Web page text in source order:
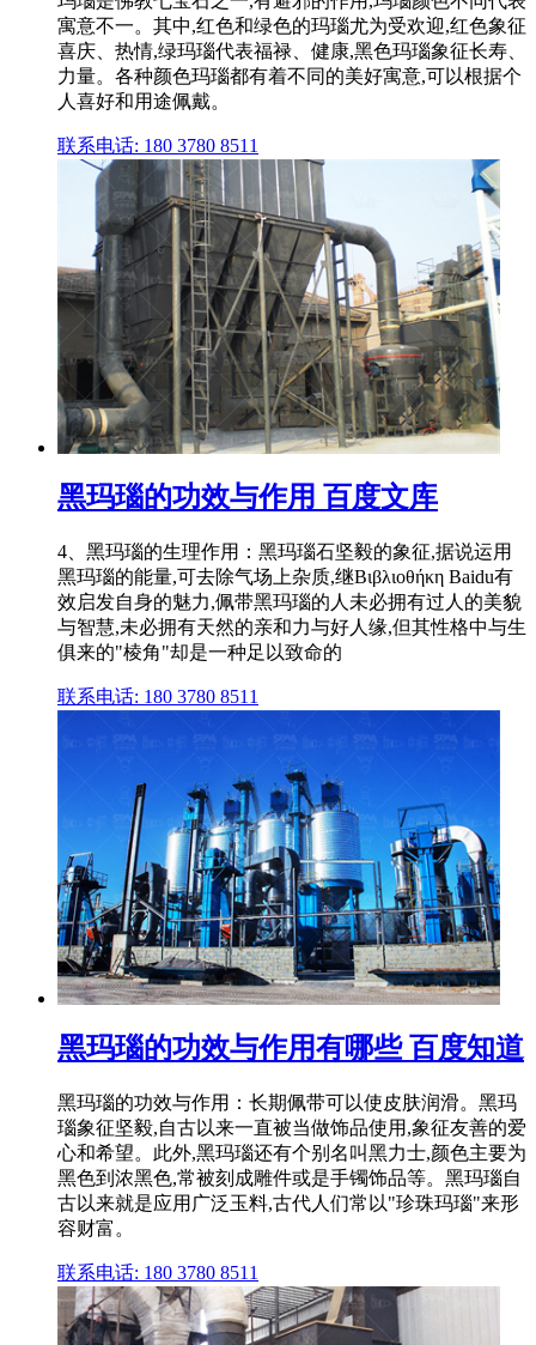
寓意不一。其中,红色和绿色的玛瑙尤为受欢迎,红色象征
喜庆、热情,绿玛瑙代表福禄、健康,黑色玛瑙象征长寿、
力量。各种颜色玛瑙都有着不同的美好寓意,可以根据个
人喜好和用途佩戴。
联系电话: 180 3780 8511
黑玛瑙的功效与作用 百度文库
4、黑玛瑙的生理作用：黑玛瑙石坚毅的象征,据说运用
黑玛瑙的能量,可去除气场上杂质,继Βιβλιοθήκη Baidu有
效启发自身的魅力,佩带黑玛瑙的人未必拥有过人的美貌
与智慧,未必拥有天然的亲和力与好人缘,但其性格中与生
俱来的"棱角"却是一种足以致命的
联系电话: 180 3780 8511
黑玛瑙的功效与作用有哪些 百度知道
黑玛瑙的功效与作用：长期佩带可以使皮肤润滑。黑玛
瑙象征坚毅,自古以来一直被当做饰品使用,象征友善的爱
心和希望。此外,黑玛瑙还有个别名叫黑力士,颜色主要为
黑色到浓黑色,常被刻成雕件或是手镯饰品等。黑玛瑙自
古以来就是应用广泛玉料,古代人们常以"珍珠玛瑙"来形
容财富。
联系电话: 180 3780 8511